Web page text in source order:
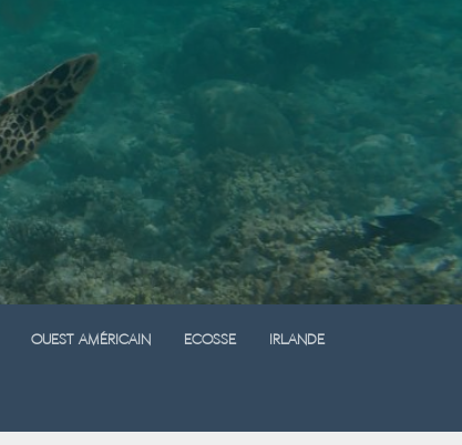
Ouest Américain Ecosse Irlande